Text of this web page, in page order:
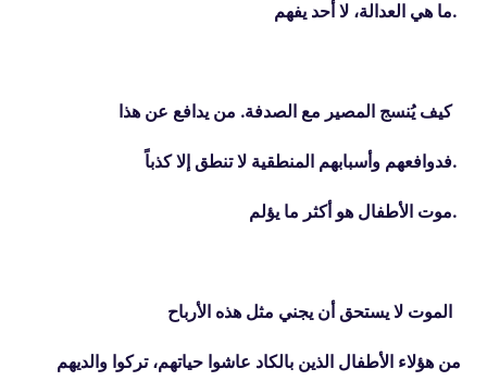
ما هي العدالة، لا أحد يفهم.
كيف يُنسج المصير مع الصدفة. من يدافع عن هذا
فدوافعهم وأسبابهم المنطقية لا تنطق إلا كذباً.
موت الأطفال هو أكثر ما يؤلم.
الموت لا يستحق أن يجني مثل هذه الأرباح
من هؤلاء الأطفال الذين بالكاد عاشوا حياتهم، تركوا والديهم